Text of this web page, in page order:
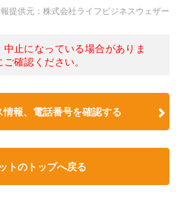
提供元：株式会社ライフビジネスウェザー
止になっている場合がありま
確認ください。
報、電話番号を確認する
トのトップへ戻る